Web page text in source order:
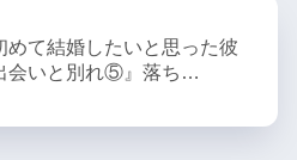
めて結婚したいと思った彼
会いと別れ⑤』落ち…